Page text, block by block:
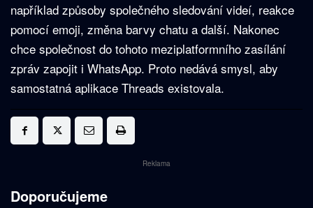
například způsoby společného sledování videí, reakce
pomocí emoji, změna barvy chatu a další. Nakonec
chce společnost do tohoto meziplatformního zasílání
zpráv zapojit i WhatsApp. Proto nedává smysl, aby
samostatná aplikace Threads existovala.
Reklama
Doporučujeme